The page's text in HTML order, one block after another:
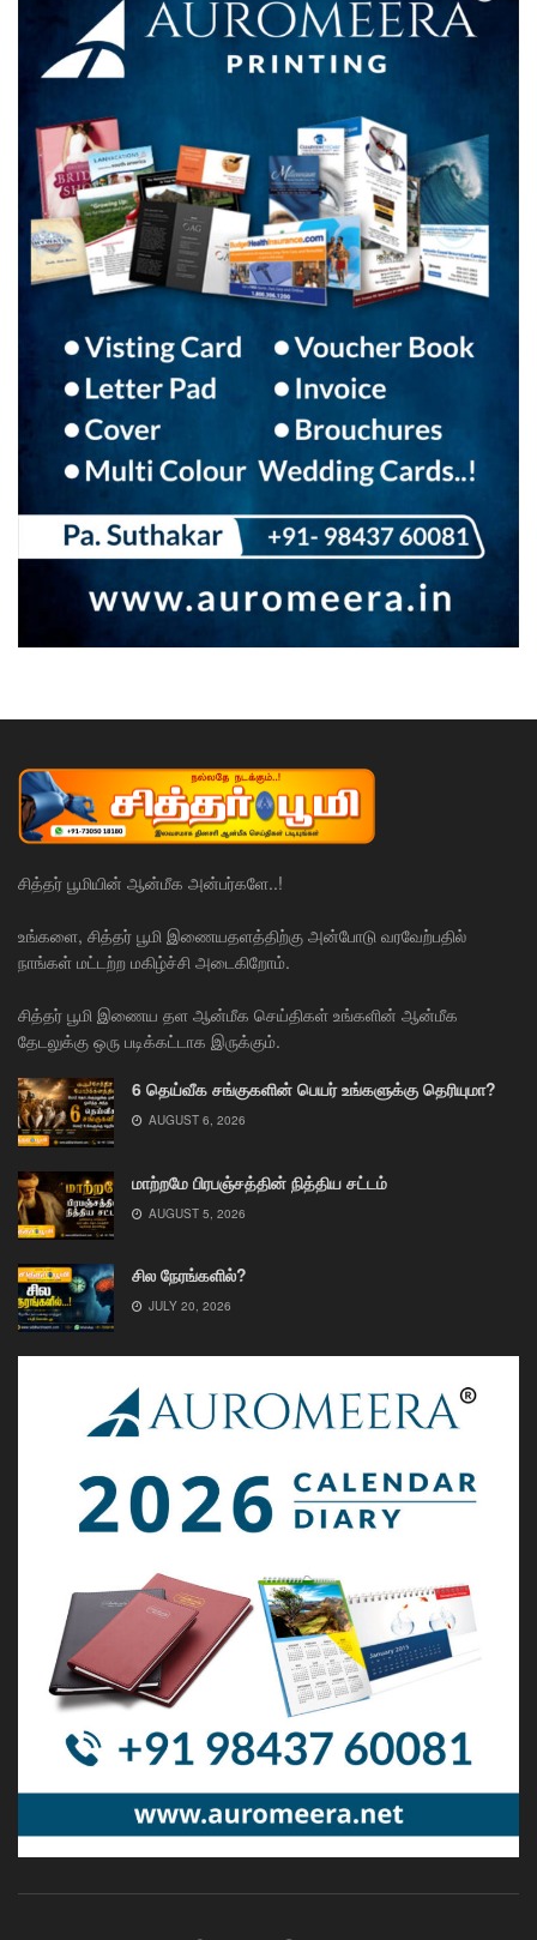
சித்தர் பூமியின் ஆன்மீக அன்பர்களே..!
உங்களை, சித்தர் பூமி இணையதளத்திற்கு அன்போடு வரவேற்பதில்
நாங்கள் மட்டற்ற மகிழ்ச்சி அடைகிறோம்.
சித்தர் பூமி இணைய தள ஆன்மீக செய்திகள் உங்களின் ஆன்மீக
தேடலுக்கு ஒரு படிக்கட்டாக இருக்கும்.
6 தெய்வீக சங்குகளின் பெயர் உங்களுக்கு தெரியுமா?
AUGUST 6, 2026
மாற்றமே பிரபஞ்சத்தின் நித்திய சட்டம்
AUGUST 5, 2026
சில நேரங்களில்?
JULY 20, 2026